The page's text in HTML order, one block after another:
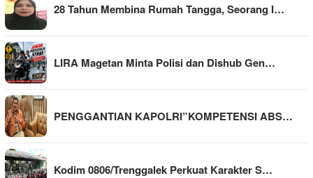
28 Tahun Membina Rumah Tangga, Seorang I…
LIRA Magetan Minta Polisi dan Dishub Gen…
PENGGANTIAN KAPOLRI”KOMPETENSI ABS…
Kodim 0806/Trenggalek Perkuat Karakter S…